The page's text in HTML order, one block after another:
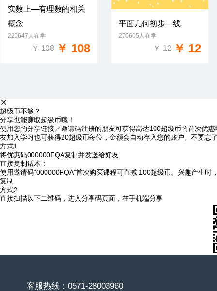
实数上—有理数的相关
概念
220647人在学
￥ 108 ￥ 108
免费试学
平面几何初步—线
270605人在学
￥ 12 ￥ 12
超级币不够？
分享也能赚取超级币哦！
使用您的分享链接／邀请码注册的朋友可获得高达100超级币的首次优
友加入学习也可获得20超级币每位，金额会自动存入您的账户。不要忘
方式1
将优惠码000000FQA复制并发送给好友
直接复制话术：
使用邀请码“000000FQA”首次购买课程可直减 100超级币。兴趣产生时
复制
方式2
直接扫描以下二维码，进入分享码页面，在手机端分享
客服热线：0571-28003960